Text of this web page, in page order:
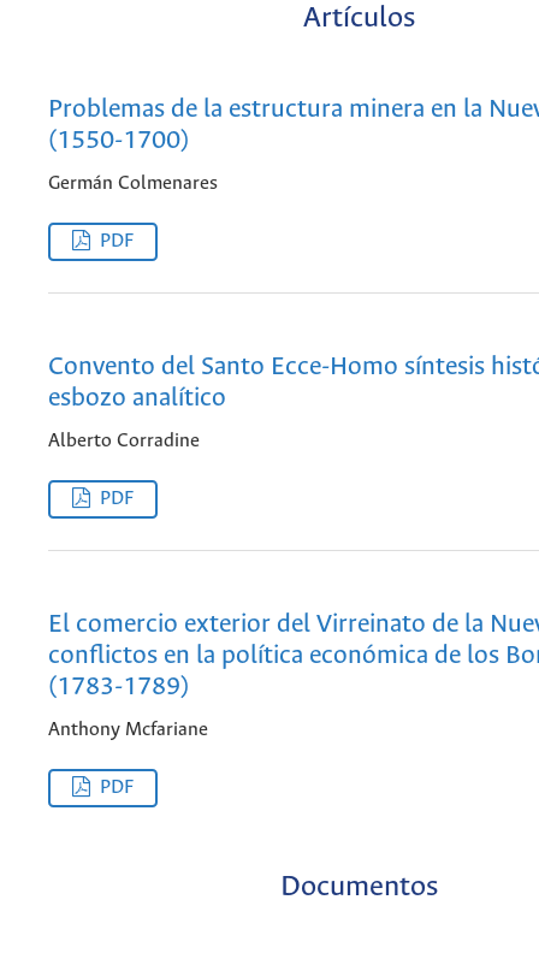
Artículos
Problemas de la estructura minera en la
(1550-1700)
Germán Colmenares
PDF
Convento del Santo Ecce-Homo síntesis
esbozo analítico
Alberto Corradine
PDF
El comercio exterior del Virreinato de la
conflictos en la política económica de los
(1783-1789)
Anthony Mcfariane
PDF
Documentos